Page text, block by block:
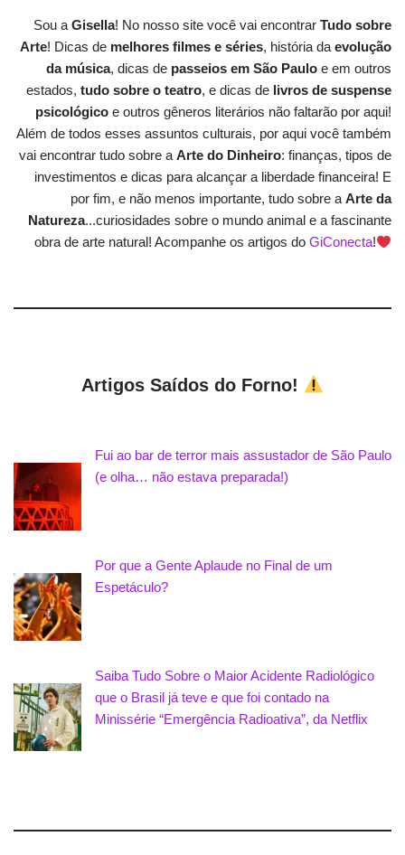
Sou aGisella! No nosso site você vai encontrar Tudo sobre
Arte! Dicas de melhores filmes e séries, história daevolução
da música, dicas de passeios em São Paulo e em outros
estados, tudo sobre o teatro, e dicas de livros de suspense
psicológico e outros gêneros literários não faltarão por aqui!
Além de todos esses assuntos culturais, por aqui você também
vai encontrar tudo sobre aArte do Dinheiro: finanças, tipos de
investimentos e dicas para alcançar a liberdade financeira! E
por fim, e não menos importante, tudo sobre aArte da
Natureza...curiosidades sobre o mundo animal e a fascinante
obra de arte natural! Acompanhe os artigos do GiConecta!
Artigos Saídos do Forno!
Fui ao bar de terror mais assustador de São Paulo
(e olha… não estava preparada!)
Por que a Gente Aplaude no Final de um
Espetáculo?
Saiba Tudo Sobre o Maior Acidente Radiológico
que o Brasil já teve e que foi contado na
Minissérie “Emergência Radioativa”, da Netflix